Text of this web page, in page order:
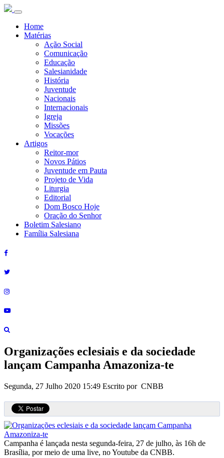
Home
Matérias
Ação Social
Comunicação
Educação
Salesianidade
História
Juventude
Nacionais
Internacionais
Igreja
Missões
Vocações
Artigos
Reitor-mor
Novos Pátios
Juventude em Pauta
Projeto de Vida
Liturgia
Editorial
Dom Bosco Hoje
Oração do Senhor
Boletim Salesiano
Família Salesiana
Organizações eclesiais e da sociedade
lançam Campanha Amazoniza-te
Segunda, 27 Julho 2020 15:49 Escrito por CNBB
Campanha é lançada nesta segunda-feira, 27 de julho, às 16h de
Brasília, por meio de uma live, no Youtube da CNBB.